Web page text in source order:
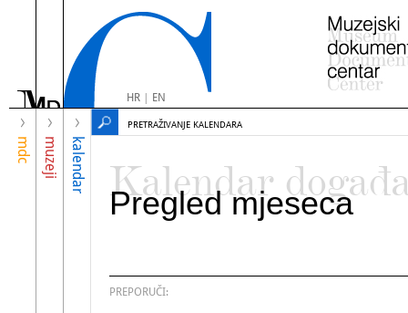
HR| EN
mdc muzeji kalendar
PRETRAŽIVANJE KALENDARA
Kalendar
Pregled mjeseca
PREPORUČI: